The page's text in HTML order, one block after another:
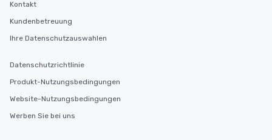
Kontakt
Kundenbetreuung
Ihre Datenschutzauswahlen
Datenschutzrichtlinie
Produkt-Nutzungsbedingungen
Website-Nutzungsbedingungen
Werben Sie bei uns